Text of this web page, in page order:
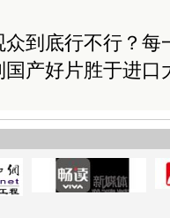
底行不行？每
产好片胜于进口